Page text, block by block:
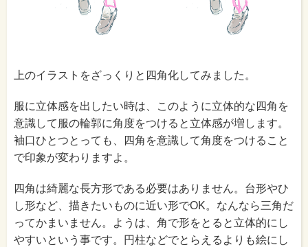
上のイラストをざっくりと四角化してみました。
服に立体感を出したい時は、このように立体的な四角を
意識して服の輪郭に角度をつけると立体感が増します。
袖口ひとつとっても、四角を意識して角度をつけること
で印象が変わりますよ。
四角は綺麗な長方形である必要はありません。台形やひ
し形など、描きたいものに近い形でOK。なんなら三角だ
ってかまいません。ようは、角で形をとると立体的にし
やすいという事です。円柱などでとらえるよりも絵にし